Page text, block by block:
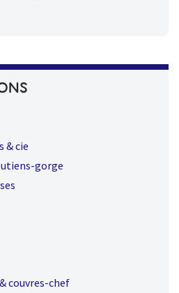
& cie
gorge
couvres-chef